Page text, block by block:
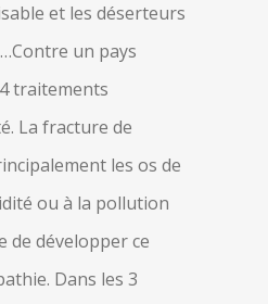
et les déserteurs
un pays
traitements
La fracture de
les os de
ou à la pollution
de développer ce
Dans les 3